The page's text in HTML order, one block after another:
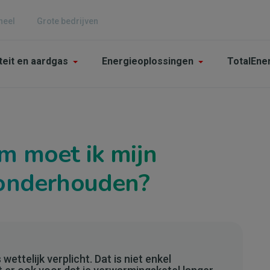
Grote bedrijven
en aardgas Energieoplossingen
moet ik mijn
verplicht. Dat is niet enkel